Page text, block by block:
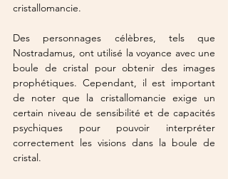
cristallomancie.
Des personnages célèbres, tels que
Nostradamus, ont utilisé la voyance avec une
boule de cristal pour obtenir des images
prophétiques. Cependant, il est important
de noter que la cristallomancie exige un
certain niveau de sensibilité et de capacités
psychiques pour pouvoir interpréter
correctement les visions dans la boule de
cristal.